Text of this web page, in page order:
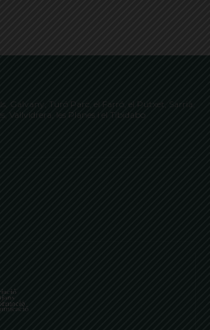
Galvany, Turó Parc, el Farró, el Putxet, Sarrià,
Vallvidrera, les Planes i el Tibidabo